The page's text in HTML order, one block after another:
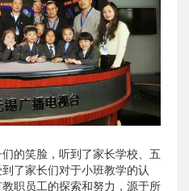
的笑脸，听到了家长学校、五
了家长们对于小班教学的认
职员工的探索和努力，源于所